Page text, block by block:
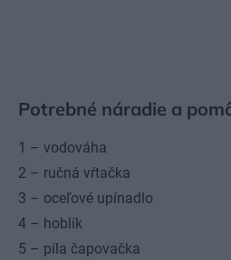
Potrebné náradie a
1 – vodováha
2 – ručná vŕtačka
3 – oceľové upínadlo
4 – hoblík
5 – píla čapovačka